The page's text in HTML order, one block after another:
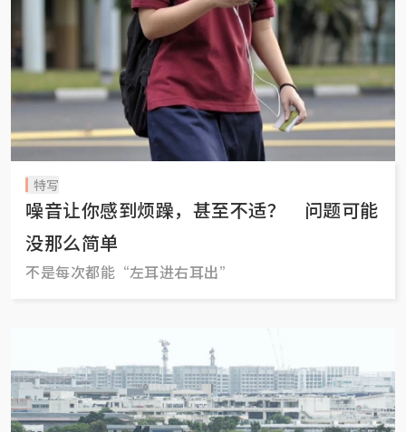
特写
噪音让你感到烦躁，甚至不适？ 问题可能
没那么简单
不是每次都能“左耳进右耳出”